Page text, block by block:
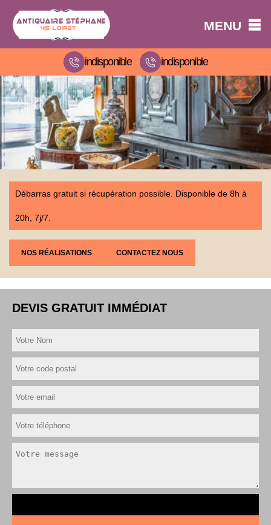
MENU
indisponible indisponible
Débarras gratuit si récupération possible. Disponible de 8h à
20h, 7j/7.
NOS RÉALISATIONS CONTACTEZ NOUS
DEVIS GRATUIT IMMÉDIAT